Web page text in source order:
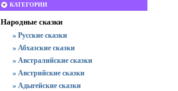
КАТЕГОРИИ
Народные сказки
» Русские сказки
» Абхазские сказки
» Австралийские сказки
» Австрийские сказки
» Адыгейские сказки